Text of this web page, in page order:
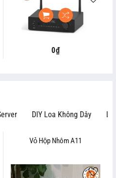
Regular
0₫
DIY Loa Không Dây
Vỏ Hộp Nhôm A11